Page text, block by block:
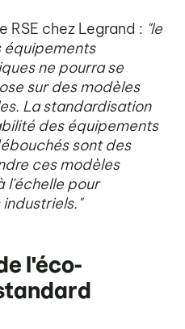
RSE chez Legrand : "le
équipements
ne pourra se
sur des modèles
La standardisation
des équipements
sont des
ces modèles
l'échelle pour
l'éco-